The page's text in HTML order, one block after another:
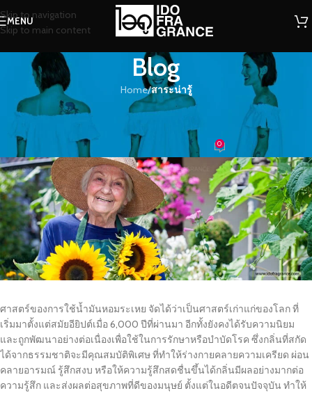
Skip to navigation
Skip to main content
MENU
Blog
Home/สาระน่ารู้
สาระน่ารู้
กลิ่นหอมๆ ช่วยส่งผลต่อการรักษาโรค
น้องน้ำหอม On 22/02/2018 0
ศาสตร์ของการใช้น้ำมันหอมระเหย จัดได้ว่าเป็นศาสตร์เก่าแก่ของโลก ที่
เริ่มมาตั้งแต่สมัยอียิปต์เมื่อ 6,000 ปีที่ผ่านมา อีกทั้งยังคงได้รับความนิยม
และถูกพัฒนาอย่างต่อเนื่องเพื่อใช้ในการรักษาหรือบำบัดโรค ซึ่งกลิ่นที่สกัด
ได้จากธรรมชาติจะมีคุณสมบัติพิเศษ ที่ทำให้ร่างกายคลายความเครียด ผ่อน
คลายอารมณ์ รู้สึกสงบ หรือให้ความรู้สึกสดชื่นขึ้นได้กลิ่นมีผลอย่างมากต่อ
ความรู้สึก และส่งผลต่อสุขภาพที่ดีของมนุษย์ ตั้งแต่ในอดีตจนปัจจุบัน ทำให้